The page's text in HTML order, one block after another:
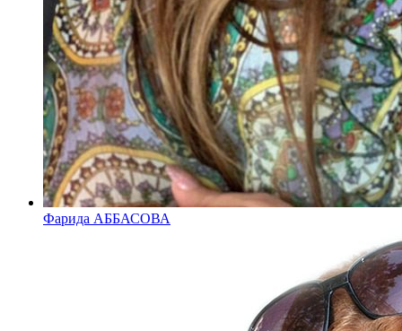
Фарида АББАСОВА